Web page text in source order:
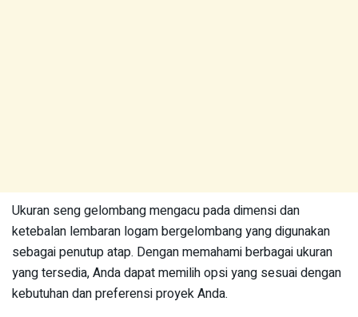
Ukuran seng gelombang mengacu pada dimensi dan
ketebalan lembaran logam bergelombang yang digunakan
sebagai penutup atap. Dengan memahami berbagai ukuran
yang tersedia, Anda dapat memilih opsi yang sesuai dengan
kebutuhan dan preferensi proyek Anda.